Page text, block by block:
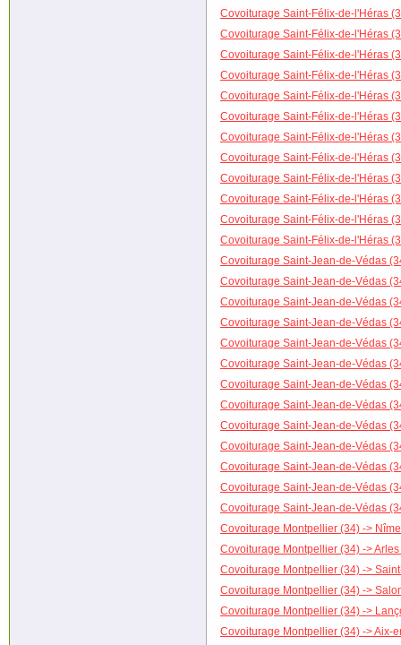
Covoiturage Saint-Félix-de-l'Héras
Covoiturage Saint-Félix-de-l'Héras
Covoiturage Saint-Félix-de-l'Héras
Covoiturage Saint-Félix-de-l'Héras
Covoiturage Saint-Félix-de-l'Héras
Covoiturage Saint-Félix-de-l'Héras
Covoiturage Saint-Félix-de-l'Héras
Covoiturage Saint-Félix-de-l'Héras
Covoiturage Saint-Félix-de-l'Héras
Covoiturage Saint-Félix-de-l'Héras
Covoiturage Saint-Félix-de-l'Héras
Covoiturage Saint-Félix-de-l'Héras
Covoiturage Saint-Jean-de-Védas
Covoiturage Saint-Jean-de-Védas
Covoiturage Saint-Jean-de-Védas
Covoiturage Saint-Jean-de-Védas
Covoiturage Saint-Jean-de-Védas
Covoiturage Saint-Jean-de-Védas
Covoiturage Saint-Jean-de-Védas
Covoiturage Saint-Jean-de-Védas
Covoiturage Saint-Jean-de-Védas
Covoiturage Saint-Jean-de-Védas
Covoiturage Saint-Jean-de-Védas
Covoiturage Saint-Jean-de-Védas
Covoiturage Saint-Jean-de-Védas
Covoiturage Montpellier (34) ->
Covoiturage Montpellier (34) ->
Covoiturage Montpellier (34) ->
Covoiturage Montpellier (34) ->
Covoiturage Montpellier (34) ->
Covoiturage Montpellier (34) -> Aix-